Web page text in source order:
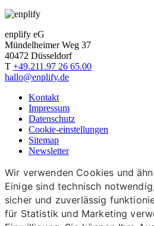
enplify eG
Mündelheimer Weg 37
40472 Düsseldorf
T +49.211.97 26 65.00
hallo@enplify.de
Kontakt
Impressum
Datenschutz
Cookie-einstellungen
Sitemap
Newsletter
Wir verwenden Cookies und
Einige sind technisch
sicher und zuverlässig
für Statistik und Marketing